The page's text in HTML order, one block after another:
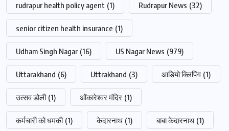
rudrapur health policy agent (1) Rudrapur News (32)
senior citizen health insurance (1)
Udham Singh Nagar (16) US Nagar News (979)
Uttarakhand (6) Uttrakhand (3) आडियो क्लिपिंग (1)
उत्सव डोली (1) ओंकारेश्वर मंदिर (1)
कर्मचारी को धमकी (1) केदारनाथ (1) बाबा केदारनाथ (1)